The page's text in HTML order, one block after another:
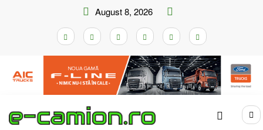
August 8, 2026
Home Green Logistic Forum